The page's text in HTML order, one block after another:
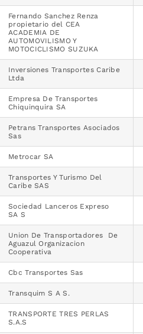
Fernando Sanchez Renza
propietario del CEA
ACADEMIA DE
AUTOMOVILISMO Y
MOTOCICLISMO SUZUKA
Inversiones Transportes Caribe
Ltda
Empresa De Transportes
Chiquinquira SA
Petrans Transportes Asociados
Sas
Metrocar SA
Transportes Y Turismo Del
Caribe SAS
Sociedad Lanceros Expreso
SA S
Union De Transportadores De
Aguazul Organizacion
Cooperativa
Cbc Transportes Sas
Transquim S A S.
TRANSPORTE TRES PERLAS
S.A.S